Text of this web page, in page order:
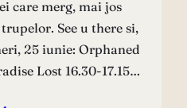
care merg, mai jos
See u there si,
25 iunie: Orphaned
Lost 16.30-17.15…